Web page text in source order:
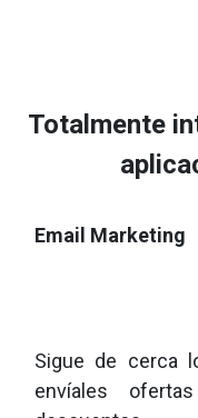
Totalmente
Email Marketing
Sigue de cerca
envíales